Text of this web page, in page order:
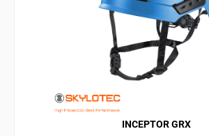
INCEPTOR GRX